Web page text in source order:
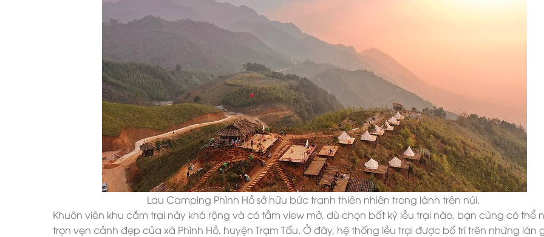
Lau Camping Phình Hồ sở hữu bức tranh thiên nhiên trong lành trên núi.
Khuôn viên khu cắm trại này khá rộng và có tầm view mở, dù chọn bất kỳ lều trại nào, bạn cũng có thể
trọn vẹn cảnh đẹp của xã Phình Hồ, huyện Trạm Tấu. Ở đây, hệ thống lều trại được bố trí trên những lán